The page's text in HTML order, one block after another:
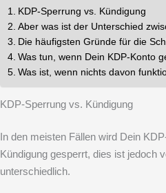
KDP-Sperrung vs. Kündigung
Aber was ist der Unterschied
Die häufigsten Gründe für die
Was tun, wenn Dein KDP-Konto
Was ist, wenn nichts davon
KDP-Sperrung vs. Kündigung
In den meisten Fällen wird Dein
Kündigung gesperrt, dies ist jedoch
unterschiedlich.